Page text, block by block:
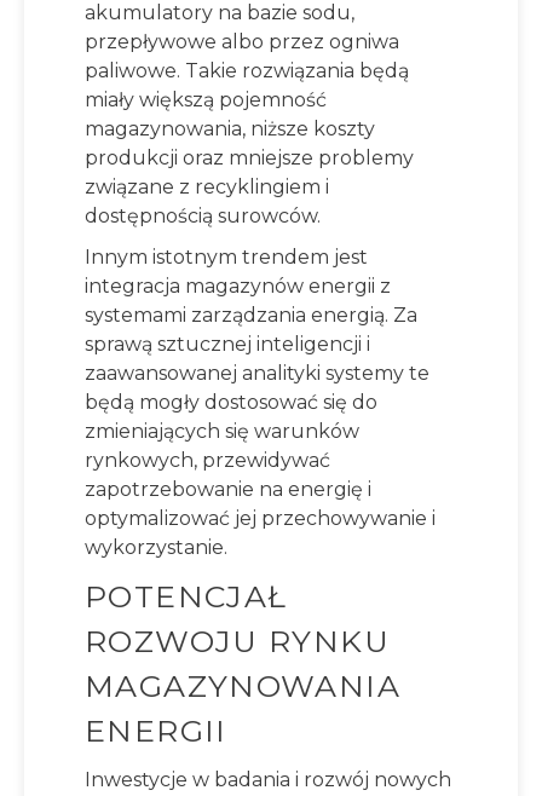
akumulatory na bazie sodu,
przepływowe albo przez ogniwa
paliwowe. Takie rozwiązania będą
miały większą pojemność
magazynowania, niższe koszty
produkcji oraz mniejsze problemy
związane z recyklingiem i
dostępnością surowców.
Innym istotnym trendem jest
integracja magazynów energii z
systemami zarządzania energią. Za
sprawą sztucznej inteligencji i
zaawansowanej analityki systemy te
będą mogły dostosować się do
zmieniających się warunków
rynkowych, przewidywać
zapotrzebowanie na energię i
optymalizować jej przechowywanie i
wykorzystanie.
POTENCJAŁ
ROZWOJU RYNKU
MAGAZYNOWANIA
ENERGII
Inwestycje w badania i rozwój nowych